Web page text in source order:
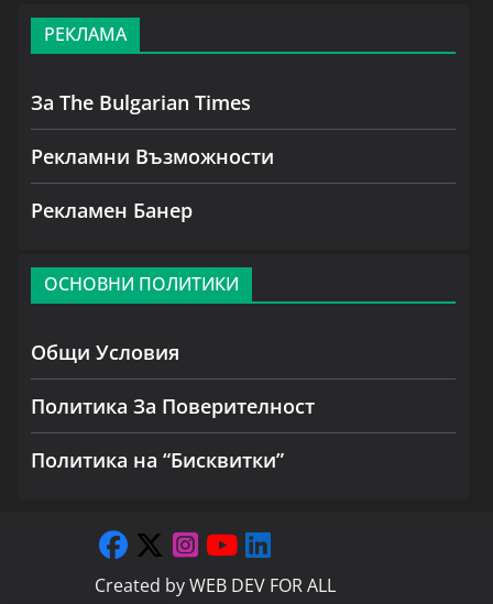
РЕКЛАМА
За The Bulgarian Times
Рекламни Възможности
Рекламен Банер
ОСНОВНИ ПОЛИТИКИ
Общи Условия
Политика За Поверителност
Политика на “Бисквитки”
Created byWEB DEV FOR ALL